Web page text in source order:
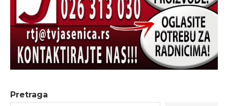
Pretraga